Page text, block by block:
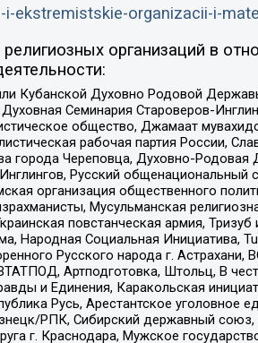
ekstremistskie-organizacii-i-
организаций в
Кубанской Духовно Родовой
Семинария Староверов-
общество, Джамаат
рабочая партия России,
города Череповца, Духовно-
Русский
организация общественного
Мусульманская
повстанческая армия,
Народная Социальная Инициатива,
Русского народа г.
Артподготовка, Штольц, В
и Единения, Каракольская
Русь, Арестантское
РПК, Сибирский державный
г. Краснодара, Мужское